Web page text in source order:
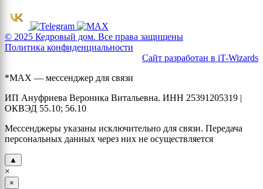
© 2025 Кедровый дом. Все права защищены
Политика конфиденциальности
Сайт разработан в iT-Wizards
*MAX — мессенджер для связи
ИП Ануфриева Вероника Витальевна. ИНН 25391205319 |
ОКВЭД 55.10; 56.10
Мессенджеры указаны исключительно для связи. Передача
персональных данных через них не осуществляется
▲
×
×